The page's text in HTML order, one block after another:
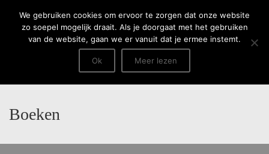
Menu
Boeken
We gebruiken cookies om ervoor te zorgen dat onze website
zo soepel mogelijk draait. Als je doorgaat met het gebruiken
van de website, gaan we er vanuit dat je ermee instemt.
Ok Meer lezen